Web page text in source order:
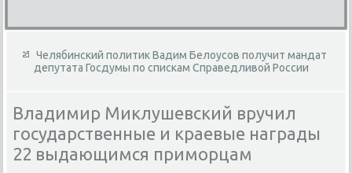
Челябинский политик Вадим Белоусов получит мандат
депутата Госдумы по спискам Справедливой России
Владимир Миклушевский вручил
государственные и краевые награды
22 выдающимся приморцам